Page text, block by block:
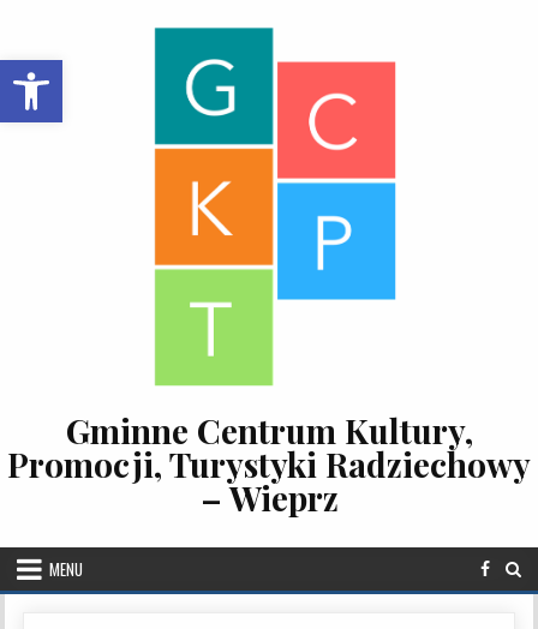
Open toolbar
Gminne Centrum Kultury,
Promocji, Turystyki Radziechowy
– Wieprz
MENU